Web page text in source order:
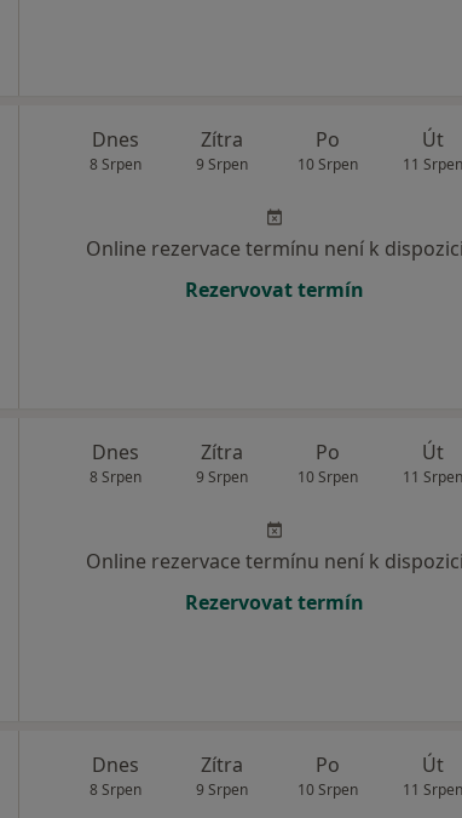
Dnes
8 Srpen
Zítra
9 Srpen
Po
10 Srpen
Út
11 Srpen
Online rezervace termínu není k dispozici
Rezervovat termín
Dnes
8 Srpen
Zítra
9 Srpen
Po
10 Srpen
Út
11 Srpen
Online rezervace termínu není k dispozici
Rezervovat termín
Dnes
8 Srpen
Zítra
9 Srpen
Po
10 Srpen
Út
11 Srpen